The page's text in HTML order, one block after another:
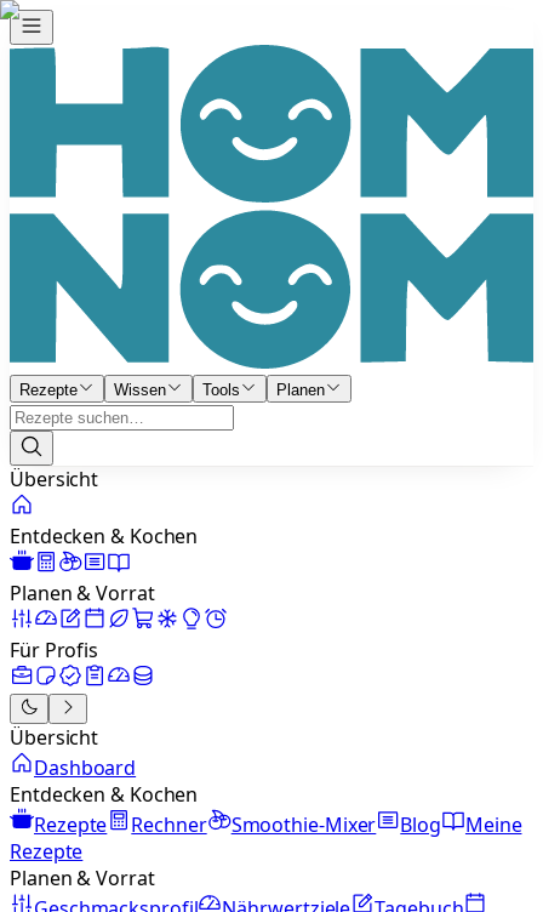
Rezepte Wissen Tools Planen
Übersicht
Entdecken & Kochen
Planen & Vorrat
Für Profis
Übersicht
Dashboard
Entdecken & Kochen
Rezepte
Rechner Smoothie-Mixer Blog
Meine
Rezepte
Planen & Vorrat